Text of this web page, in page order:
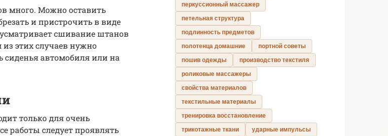
много. Можно оставить
и пристрочить в виде
сшивание штанов
этих случаев нужно
сиденья автомобиля или на
только для очень
работы следует проявлять
перкуссионный массажер
петельная структура
подлинность предметов
полотенца домашние
портной советы
пошив одежды
производство текстиля
роликовые массажеры
свойства материалов
текстильные материалы
тренировка восстановление
трикотажные ткани
ударные импульсы